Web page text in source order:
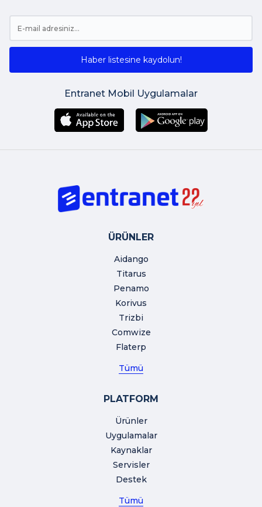
Haber listesine kaydolun!
Entranet Mobil Uygulamalar
ÜRÜNLER
Aidango
Titarus
Penamo
Korivus
Trizbi
Comwize
Flaterp
Tümü
PLATFORM
Ürünler
Uygulamalar
Kaynaklar
Servisler
Destek
Tümü